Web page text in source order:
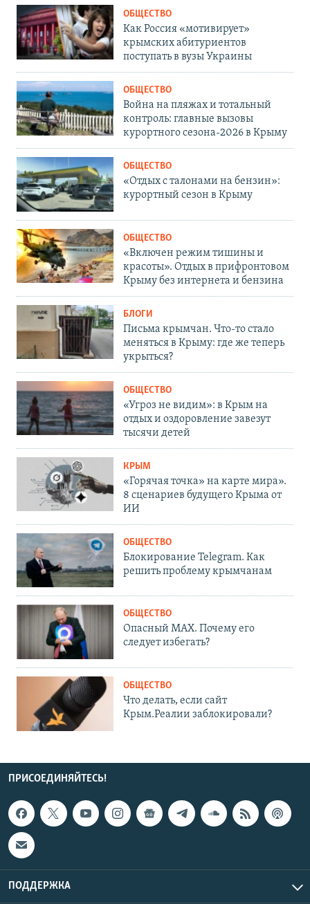
ОБЩЕСТВО
Как Россия «мотивирует»
крымских абитуриентов
поступать в вузы Украины
ОБЩЕСТВО
Война на пляжах и тотальный
контроль: главные вызовы
курортного сезона-2026 в Крыму
ОБЩЕСТВО
«Отдых с талонами на бензин»:
курортный сезон в Крыму
ОБЩЕСТВО
«Включен режим тишины и
красоты». Отдых в прифронтовом
Крыму без интернета и бензина
БЛОГИ
Письма крымчан. Что-то стало
меняться в Крыму: где же теперь
укрыться?
ОБЩЕСТВО
«Угроз не видим»: в Крым на
отдых и оздоровление завезут
тысячи детей
КРЫМ
«Горячая точка» на карте мира».
8 сценариев будущего Крыма от
ИИ
ОБЩЕСТВО
Блокирование Telegram. Как
решить проблему крымчанам
ОБЩЕСТВО
Опасный MAX. Почему его
следует избегать?
ОБЩЕСТВО
Что делать, если сайт
Крым.Реалии заблокировали?
ПРИСОЕДИНЯЙТЕСЬ!
ПОДДЕРЖКА